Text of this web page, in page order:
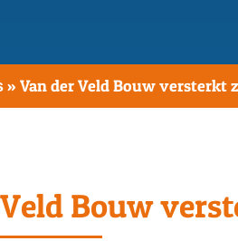
» Van der Veld Bouw versterkt
Bouw